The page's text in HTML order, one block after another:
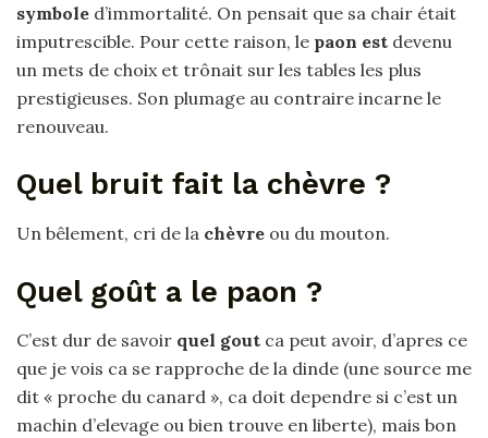
symbole d’immortalité. On pensait que sa chair était
imputrescible. Pour cette raison, le paon est devenu
un mets de choix et trônait sur les tables les plus
prestigieuses. Son plumage au contraire incarne le
renouveau.
Quel bruit fait la chèvre ?
Un bêlement, cri de la chèvre ou du mouton.
Quel goût a le paon ?
C’est dur de savoir quel gout ca peut avoir, d’apres ce
que je vois ca se rapproche de la dinde (une source me
dit « proche du canard », ca doit dependre si c’est un
machin d’elevage ou bien trouve en liberte), mais bon